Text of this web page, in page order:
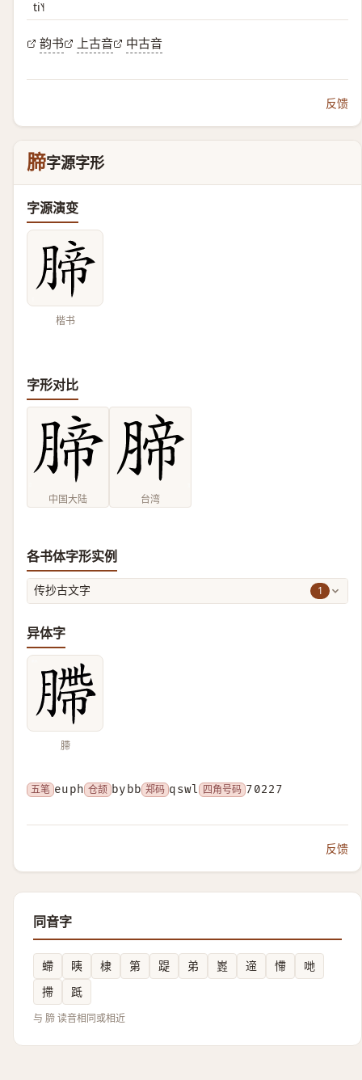
ti˥˧
韵书 上古音 中古音
反馈
腣字源字形
字源演变
楷书
字形对比
中国大陆 台湾
各书体字形实例
传抄古文字 1
异体字
䐭
五笔 euph 仓颉 bybb 郑码 qswl 四角号码 70227
反馈
同音字
螮 眱 棣 第 踶 弟 嶳 遆 㦅
哋
摕
䟡
与 腣 读音相同或相近